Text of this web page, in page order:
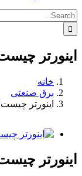
Search
for:
اینورتر
خانه
برق صنعتی
اینورتر
تصویر
را
ببینید
اینورتر